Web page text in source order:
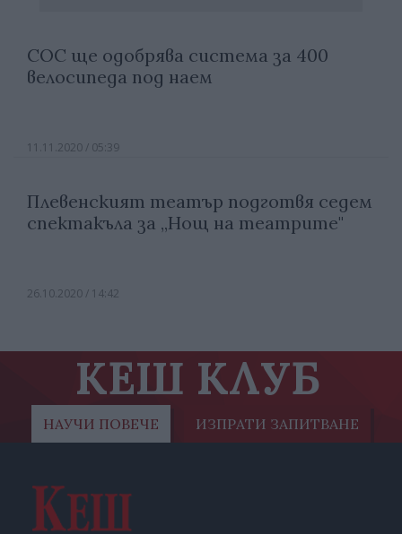
СОС ще одобрява система за 400
велосипеда под наем
11.11.2020 / 05:39
Плевенският театър подготвя седем
спектакъла за „Нощ на театрите"
26.10.2020 / 14:42
КЕШ КЛУБ
НАУЧИ ПОВЕЧЕ ИЗПРАТИ ЗАПИТВАНЕ